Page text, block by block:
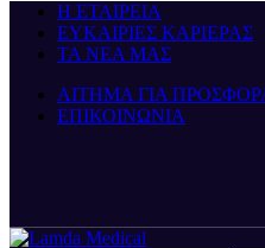
Η ΕΤΑΙΡΕΙΑ
ΕΥΚΑΙΡΙΕΣ ΚΑΡΙΕΡΑΣ
ΤΑ ΝΕΑ ΜΑΣ
ΑΙΤΗΜΑ ΓΙΑ
ΕΠΙΚΟΙΝΩΝΙΑ